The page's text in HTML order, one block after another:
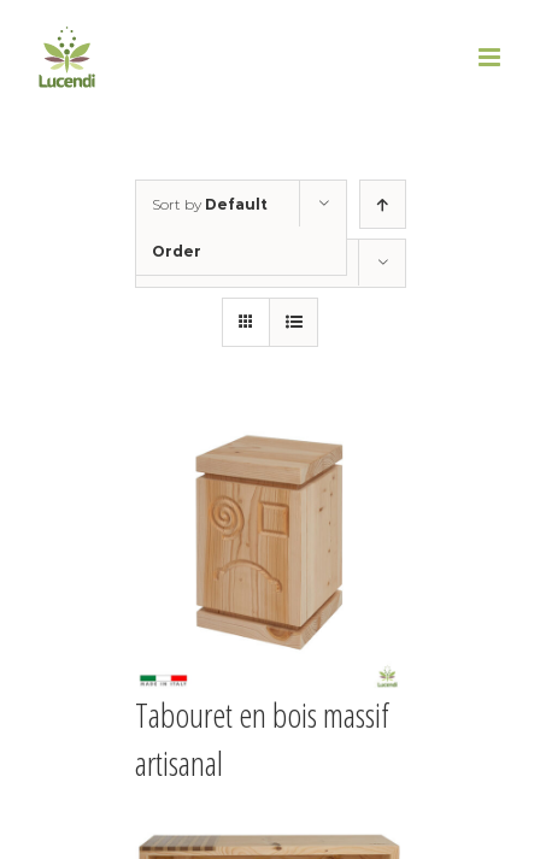
content
Sort by Default
Order
Tabouret en bois massif
artisanal